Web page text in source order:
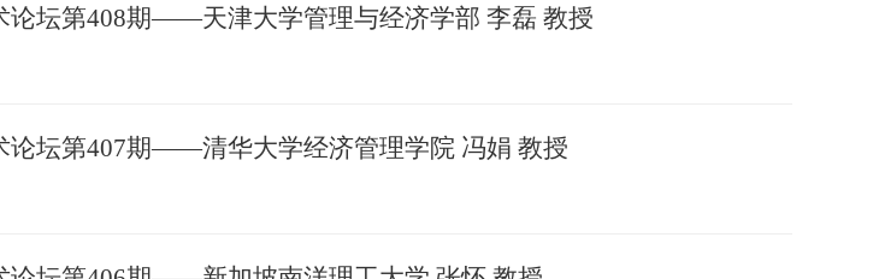
论坛第408期——天津大学管理与经济学部 李磊 教授
论坛第407期——清华大学经济管理学院 冯娟 教授